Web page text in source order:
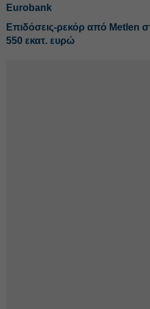
Eurobank
Επιδόσεις-ρεκόρ από Metlen
550 εκατ. ευρώ